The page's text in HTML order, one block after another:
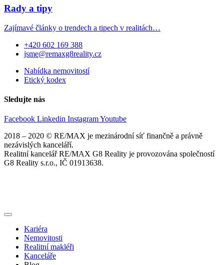
Rady a tipy
Zajímavé články o trendech a tipech v realitách…
+420 602 169 388
jsme@remaxg8reality.cz
Nabídka nemovitostí
Etický kodex
Sledujte nás
Facebook Linkedin InstagramYoutube
2018 – 2020 © RE/MAX je mezinárodní síť finančně a právně
nezávislých kanceláří.
Realitní kancelář RE/MAX G8 Reality je provozována společností
G8 Reality s.r.o., IČ 01913638.
Kariéra
Nemovitosti
Realitní makléři
Kanceláře